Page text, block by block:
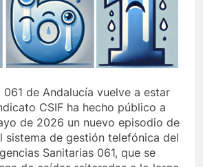
de Andalucía vuelve a estar
CSIF ha hecho público a
de 2026 un nuevo episodio de
sistema de gestión telefónica del
Sanitarias 061, que se